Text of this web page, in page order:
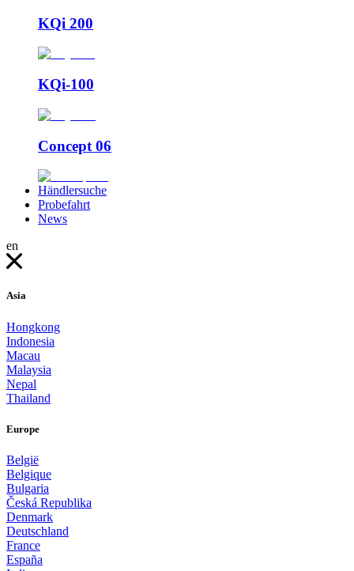
KQi 200
KQi-100
Concept 06
Händlersuche
Probefahrt
News
en
Asia
Hongkong
Indonesia
Macau
Malaysia
Nepal
Thailand
Europe
België
Belgique
Bulgaria
Česká Republika
Denmark
Deutschland
France
España